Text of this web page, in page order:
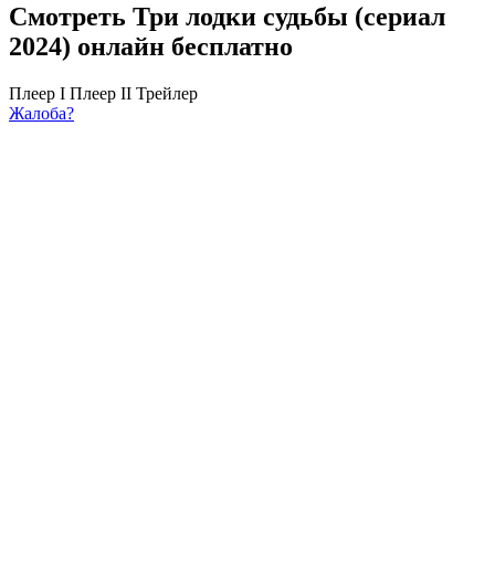
Смотреть Три лодки судьбы (сериал
2024) онлайн бесплатно
Плеер I Плеер II Трейлер
Жалоба?